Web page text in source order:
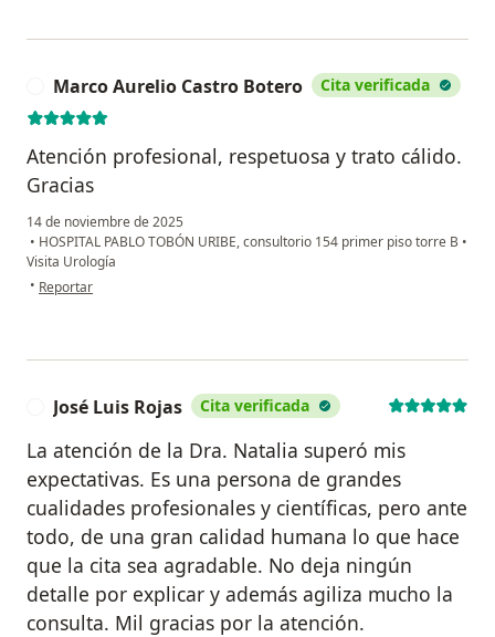
Marco Aurelio Castro Botero Cita verificada
Atención profesional, respetuosa y trato cálido.
Gracias
14 de noviembre de 2025
• HOSPITAL PABLO TOBÓN URIBE, consultorio 154 primer piso torre B •
Visita Urología
• en opinión del usuario Marco Aurelio Castro Botero
Reportar
José Luis Rojas Cita verificada
La atención de la Dra. Natalia superó mis
expectativas. Es una persona de grandes
cualidades profesionales y científicas, pero ante
todo, de una gran calidad humana lo que hace
que la cita sea agradable. No deja ningún
detalle por explicar y además agiliza mucho la
consulta. Mil gracias por la atención.